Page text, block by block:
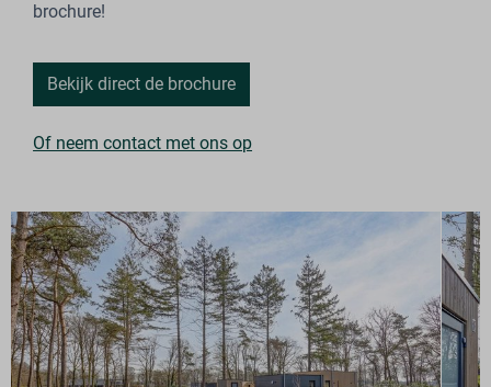
brochure!
Bekijk direct de brochure
Of neem contact met ons op